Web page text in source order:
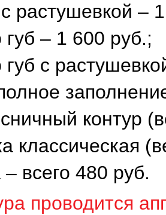
с
губ – 1 600
губ с
всего 480 руб.
проводится